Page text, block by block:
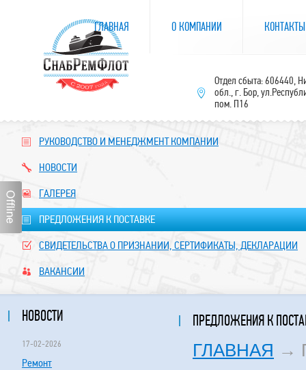
РУКОВОДСТВО И МЕНЕДЖМЕНТ КОМПАНИИ
НОВОСТИ
ГАЛЕРЕЯ
ПРЕДЛОЖЕНИЯ К ПОСТАВКЕ
СВИДЕТЕЛЬСТВА О ПРИЗНАНИИ, СЕРТИФИКАТЫ, ДЕКЛАРАЦИИ
ВАКАНСИИ
НОВОСТИ
17-02-2026
Ремонт
ПРЕДЛОЖЕНИЯ К
ГЛАВНАЯ →
ГЛАВНАЯ О КОМПАНИИ КОНТАКТЫ
Отдел сбыта: 606440,
обл., г. Бор,
пом. П16